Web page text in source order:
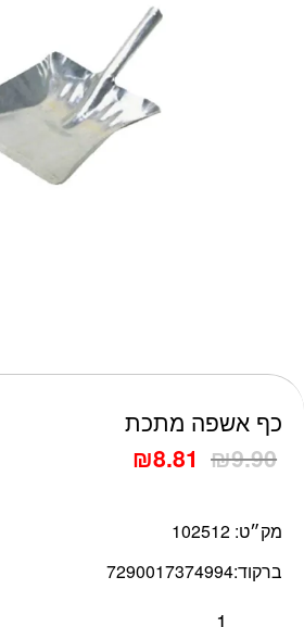
כף אשפה מתכת
₪9.90
₪8.81
מק״ט: 102512
ברקוד:7290017374994
כמות כף אשפה מתכת